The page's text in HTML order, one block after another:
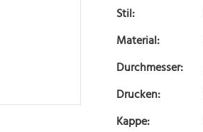
Stil:
Material:
Durchmesser:
Drucken:
Kappe: